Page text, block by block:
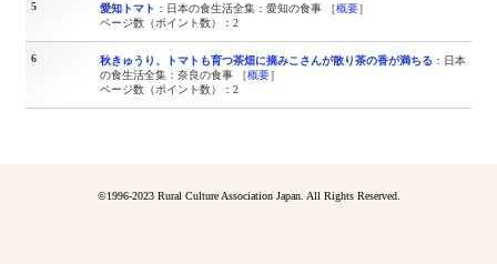
5 愛知トマト ：日本の食生活全集：愛知の食事 ［概要］
ページ数（ポイント数）：2
6 秋きゅうり、トマトも育つ茶畑に摘みこさんが散り茶の香が満ちる ：日本
の食生活全集：奈良の食事 ［概要］
ページ数（ポイント数）：2
©1996-2023 Rural Culture Association Japan. All Rights Reserved.